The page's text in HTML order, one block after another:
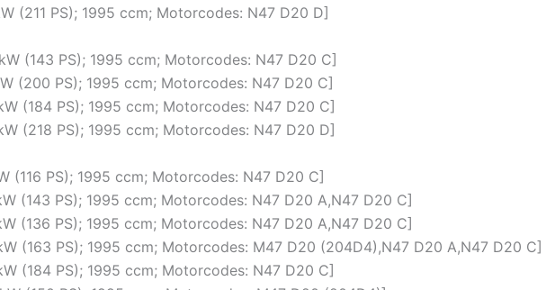
(211 PS); 1995 ccm; Motorcodes: N47 D20 D]
(143 PS); 1995 ccm; Motorcodes: N47 D20 C]
(200 PS); 1995 ccm; Motorcodes: N47 D20 C]
(184 PS); 1995 ccm; Motorcodes: N47 D20 C]
(218 PS); 1995 ccm; Motorcodes: N47 D20 D]
(116 PS); 1995 ccm; Motorcodes: N47 D20 C]
(143 PS); 1995 ccm; Motorcodes: N47 D20 A,N47 D20 C]
(136 PS); 1995 ccm; Motorcodes: N47 D20 A,N47 D20 C]
(163 PS); 1995 ccm; Motorcodes: M47 D20 (204D4),N47 D20 A,N47 D20 C]
(184 PS); 1995 ccm; Motorcodes: N47 D20 C]